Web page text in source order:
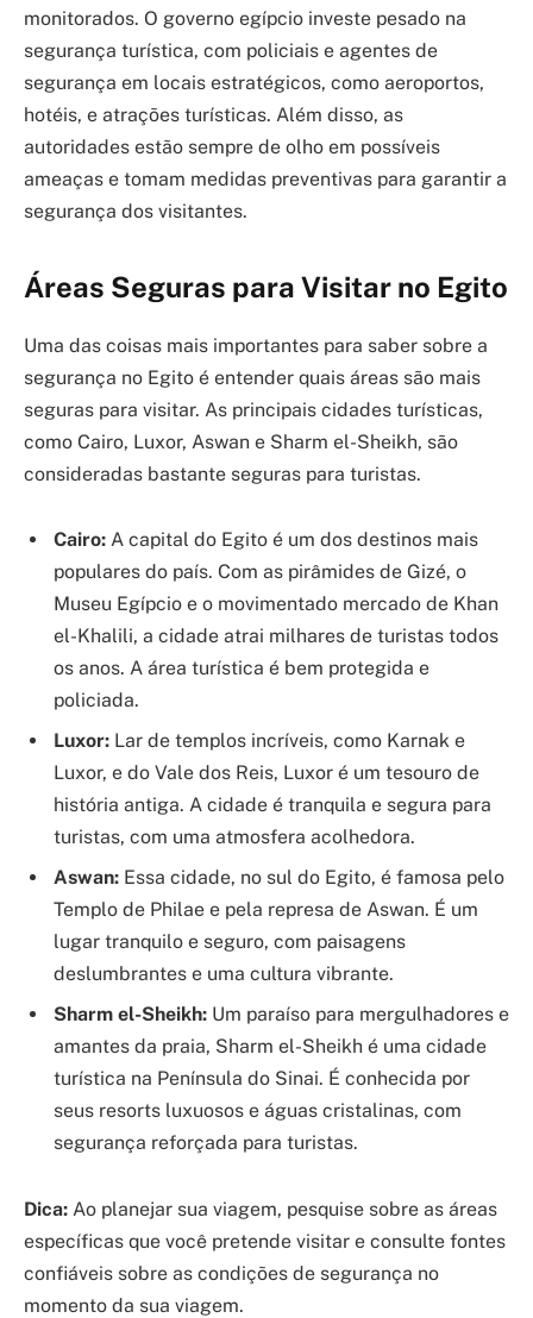
monitorados. O governo egípcio investe pesado na
segurança turística, com policiais e agentes de
segurança em locais estratégicos, como aeroportos,
hotéis, e atrações turísticas. Além disso, as
autoridades estão sempre de olho em possíveis
ameaças e tomam medidas preventivas para garantir a
segurança dos visitantes.
Áreas Seguras para Visitar no Egito
Uma das coisas mais importantes para saber sobre a
segurança no Egito é entender quais áreas são mais
seguras para visitar. As principais cidades turísticas,
como Cairo, Luxor, Aswan e Sharm el-Sheikh, são
consideradas bastante seguras para turistas.
Cairo: A capital do Egito é um dos destinos mais
populares do país. Com as pirâmides de Gizé, o
Museu Egípcio e o movimentado mercado de Khan
el-Khalili, a cidade atrai milhares de turistas todos
os anos. A área turística é bem protegida e
policiada.
Luxor: Lar de templos incríveis, como Karnak e
Luxor, e do Vale dos Reis, Luxor é um tesouro de
história antiga. A cidade é tranquila e segura para
turistas, com uma atmosfera acolhedora.
Aswan: Essa cidade, no sul do Egito, é famosa pelo
Templo de Philae e pela represa de Aswan. É um
lugar tranquilo e seguro, com paisagens
deslumbrantes e uma cultura vibrante.
Sharm el-Sheikh: Um paraíso para mergulhadores e
amantes da praia, Sharm el-Sheikh é uma cidade
turística na Península do Sinai. É conhecida por
seus resorts luxuosos e águas cristalinas, com
segurança reforçada para turistas.
Dica: Ao planejar sua viagem, pesquise sobre as áreas
específicas que você pretende visitar e consulte fontes
confiáveis sobre as condições de segurança no
momento da sua viagem.